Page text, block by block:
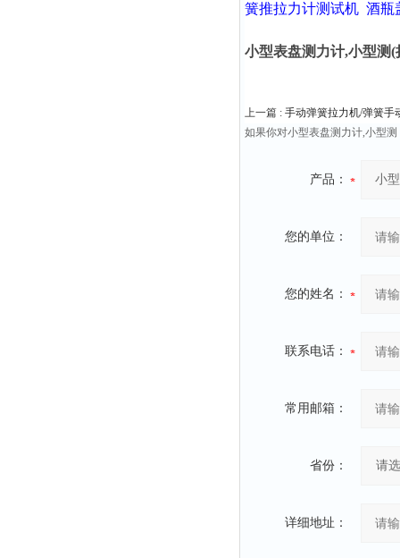
簧推拉力计测试机 酒瓶
小型表盘测力计,小型测
上一篇 : 手动弹簧拉力机/弹簧手
如果你对小型表盘测力计,小型
产品：
您的单位：
您的姓名：
联系电话：
常用邮箱：
省份：
详细地址：